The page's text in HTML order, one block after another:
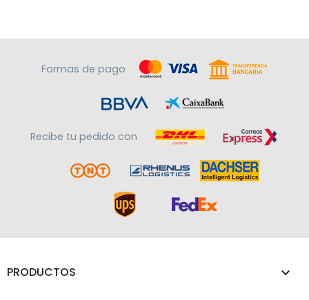
Formas de pago
Recibe tu pedido con
PRODUCTOS 